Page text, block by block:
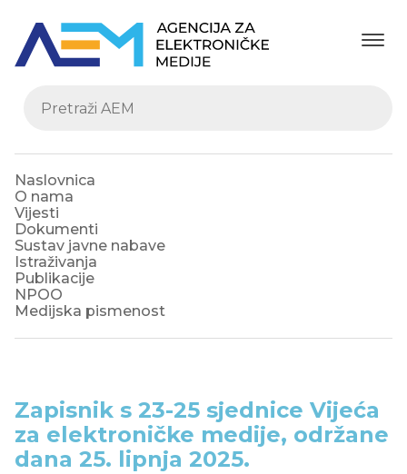
Naslovnica
O nama
Vijesti
Dokumenti
Sustav javne nabave
Istraživanja
Publikacije
NPOO
Medijska pismenost
Zapisnik s 23-25 sjednice Vijeća
za elektroničke medije, održane
dana 25. lipnja 2025.